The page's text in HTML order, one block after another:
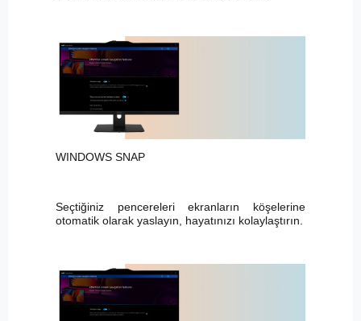
WINDOWS SNAP
Seçtiğiniz pencereleri ekranların köşelerine
otomatik olarak yaslayın, hayatınızı kolaylaştırın.